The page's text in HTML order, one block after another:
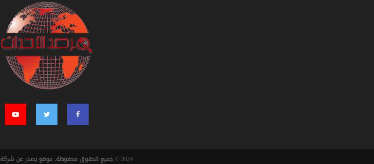
2024 © جميع الحقوق محفوظة. موقع يصدر عن شركة AFONIA TEK